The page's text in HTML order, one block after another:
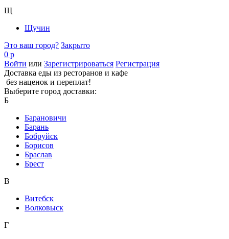
Щ
Щучин
Это ваш город? Закрыто
0 р
Войти или Зарегистрироваться Регистрация
Доставка еды из ресторанов и кафе
без наценок и переплат!
Выберите город доставки:
Б
Барановичи
Барань
Бобруйск
Борисов
Браслав
Брест
В
Витебск
Волковыск
Г